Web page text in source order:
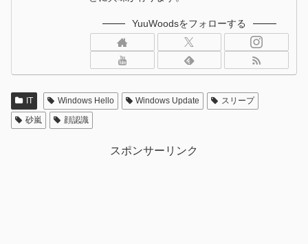
YuuWoodsをフォローする
IT Windows Hello Windows Update
スリープ
砂嵐
顔認識
スポンサーリンク